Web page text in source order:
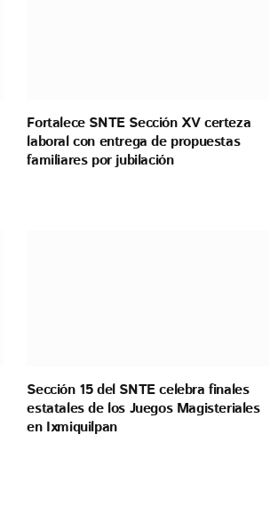
Fortalece SNTE Sección XV certeza
laboral con entrega de propuestas
familiares por jubilación
Sección 15 del SNTE celebra finales
estatales de los Juegos Magisteriales
en Ixmiquilpan